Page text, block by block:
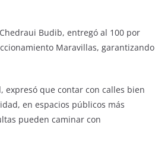
Budib, entregó al 100 por
Maravillas, garantizando
expresó que contar con calles bien
en espacios públicos más
pueden caminar con